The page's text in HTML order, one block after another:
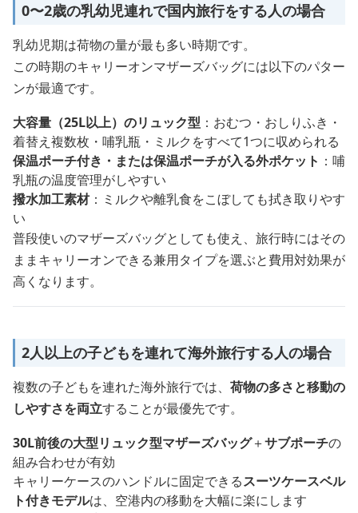
0〜2歳の乳幼児連れで国内旅行をする人の場合
乳幼児期は荷物の量が最も多い時期です。
この時期のキャリーオンマザーズバッグには以下のパター
ンが最適です。
大容量（25L以上）のリュック型 ：おむつ・おしりふき・
着替え複数枚・哺乳瓶・ミルクをすべて1つに収められる
保温ポーチ付き・または保温ポーチが入る外ポケット ：哺
乳瓶の温度管理がしやすい
撥水加工素材：ミルクや離乳食をこぼしても拭き取りやす
い
普段使いのマザーズバッグとしても使え、旅行時にはその
ままキャリーオンできる兼用タイプを選ぶと費用対効果が
高くなります。
2人以上の子どもを連れて海外旅行する人の場合
複数の子どもを連れた海外旅行では、 荷物の多さと移動の
しやすさを両立することが最優先です。
30L前後の大型リュック型マザーズバッグ＋サブポーチの
組み合わせが有効
キャリーケースのハンドルに固定できるスーツケースベル
ト付きモデルは、空港内の移動を大幅に楽にします